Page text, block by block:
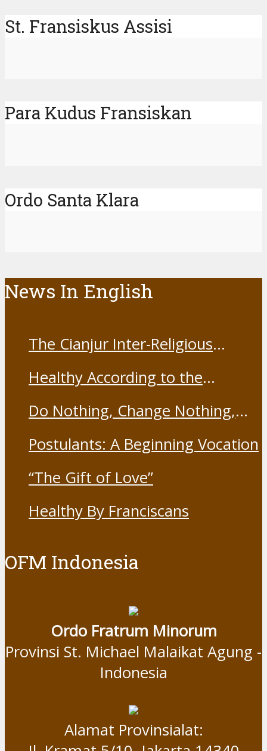
St. Fransiskus Assisi
Para Kudus Fransiskan
Ordo Santa Klara
News In English
The Cianjur Inter-Religious
19 Vaccine
Healthy According to the
Do Nothing, Change Nothing,
Postulants: A Beginning Vocation
“The Gift of Love”
Healthy By Franciscans
OFM Indonesia
Ordo Fratrum Minorum
Provinsi St. Michael Malaikat Agung -
Indonesia
Alamat Provinsialat: